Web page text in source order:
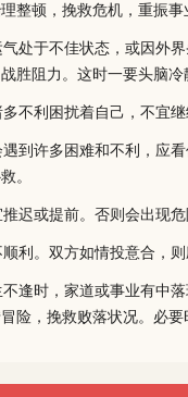
整顿，挽救危机，重振事
气处于不佳状态，或因外
胜阻力。这时一要头脑
多不利困扰着自己，不宜
遇到许多困难和不利，应
。
推迟或提前。否则会出现
顺利。双方如情投意合，
不逢时，家道或事业有中
险，挽救败落状况。必要